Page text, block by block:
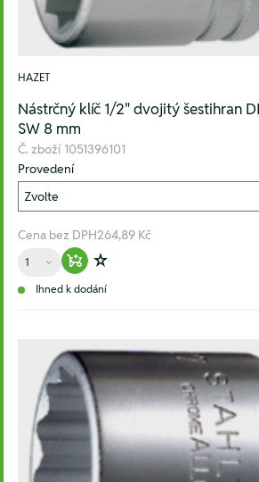
HAZET
Nástrčný klíč 1/2" dvojitý šestihran
SW 8 mm
Č. zboží 1051396101
Provedení
Cena bez DPH264,89 Kč
Množství
Warenkorb hinzufügen
Zur Wunschliste
Ihned k dodání